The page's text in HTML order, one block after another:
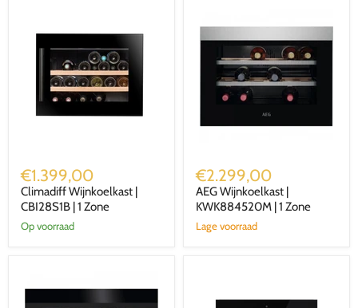
Wijnkoelkast
CBI28S1B
Zone
€1.399,00
Climadiff Wijnkoelkast |
CBI28S1B | 1 Zone
Op voorraad
Wijnkoelkast
KWK884520M
Zone
€2.299,00
AEG Wijnkoelkast |
KWK884520M | 1 Zone
Lage voorraad